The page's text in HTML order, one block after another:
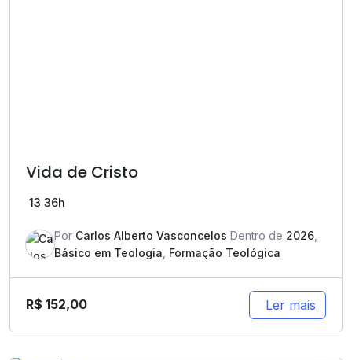
Vida de Cristo
13 36h
Por Carlos Alberto Vasconcelos Dentro de 2026
Básico em Teologia Formação Teológica
R$ 152,00 Ler mais